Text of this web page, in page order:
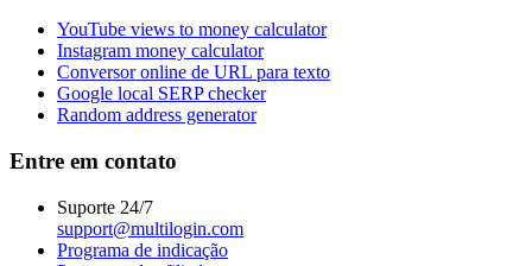
YouTube views to money calculator
Instagram money calculator
Conversor online de URL para texto
Google local SERP checker
Random address generator
Entre em contato
Suporte 24/7
support@multilogin.com
Programa de indicação